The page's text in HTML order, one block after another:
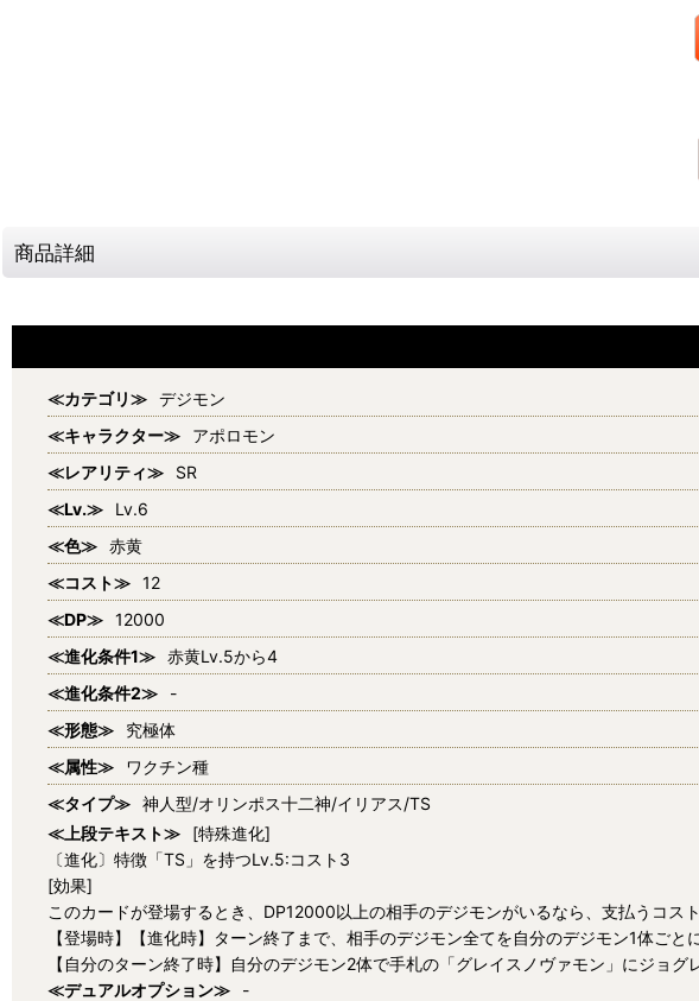
商品詳細
≪カテゴリ≫ デジモン
≪キャラクター≫
アポロモン
≪レアリティ≫
SR
≪Lv.≫
Lv.6
≪色≫ 赤黄
≪コスト≫ 12
≪DP≫ 12000
≪進化条件1≫ 赤黄Lv.5から4
≪進化条件2≫
-
≪形態≫
究極体
≪属性≫
ワクチン種
≪タイプ≫ 神人型/オリンポス十二神/イリアス/TS
≪上段テキスト≫
[特殊進化]
〔進化〕特徴「TS」を持つLv.5:コスト3
[効果]
このカードが登場するとき、DP12000以上の相手のデジモンがいるなら、支払うコスト
【登場時】【進化時】ターン終了まで、相手のデジモン全てを自分のデジモン1体ご
【自分のターン終了時】自分のデジモン2体で手札の「グレイスノヴァモン」にジョ
≪デュアルオプション≫
-